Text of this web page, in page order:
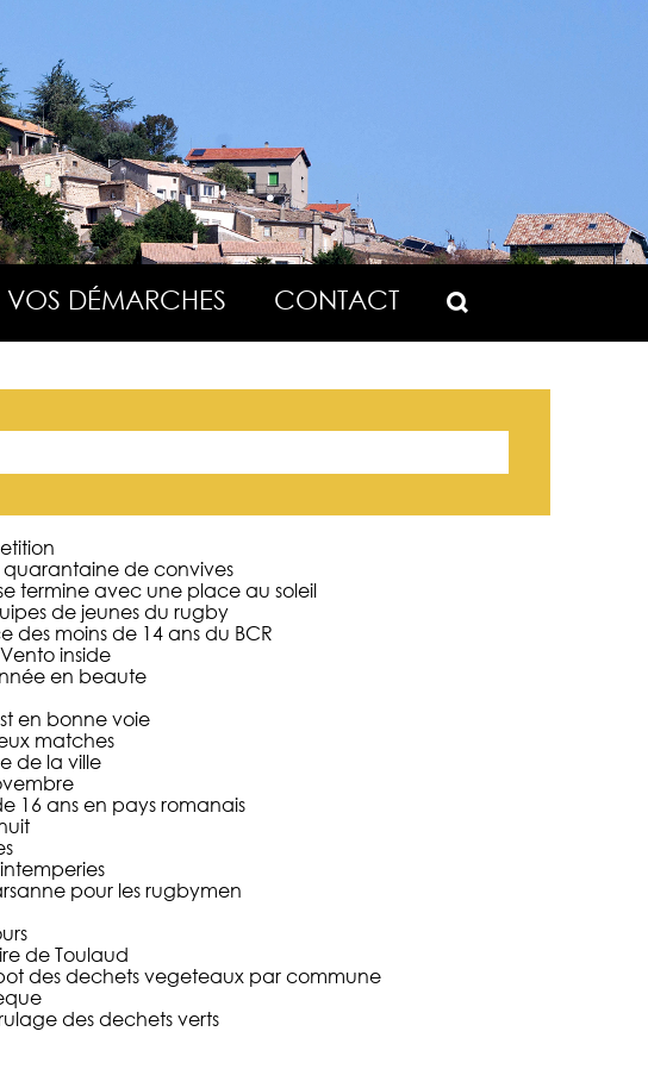
VOS DÉMARCHES CONTACT
de convives
termine avec une place au soleil
de jeunes du rugby
moins de 14 ans du BCR
inside
en beaute
en bonne voie
matches
de la ville
16 ans en pays romanais
pour les rugbymen
de Toulaud
des dechets vegeteaux par commune
des dechets verts